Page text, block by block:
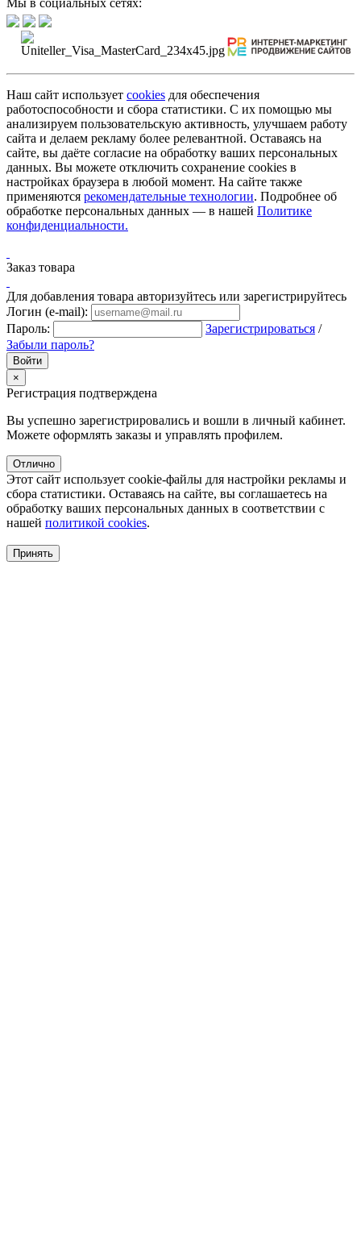
Наш сайт использует cookies для обеспечения
работоспособности и сбора статистики. С их помощью мы
анализируем пользовательскую активность, улучшаем работу
сайта и делаем рекламу более релевантной. Оставаясь на
сайте, вы даёте согласие на обработку ваших персональных
данных. Вы можете отключить сохранение cookies в
настройках браузера в любой момент. На сайте также
применяются рекомендательные технологии. Подробнее об
обработке персональных данных — в нашей Политике
конфиденциальности.
Заказ товара
Для добавления товара авторизуйтесь или зарегистрируйтесь
Логин (e-mail):
Пароль:
Зарегистрироваться /
Забыли пароль?
×
Регистрация подтверждена
Вы успешно зарегистрировались и вошли в личный кабинет.
Можете оформлять заказы и управлять профилем.
Отлично
Этот сайт использует cookie-файлы для настройки рекламы и
сбора статистики. Оставаясь на сайте, вы соглашаетесь на
обработку ваших персональных данных в соответствии с
нашей политикой cookies.
Принять